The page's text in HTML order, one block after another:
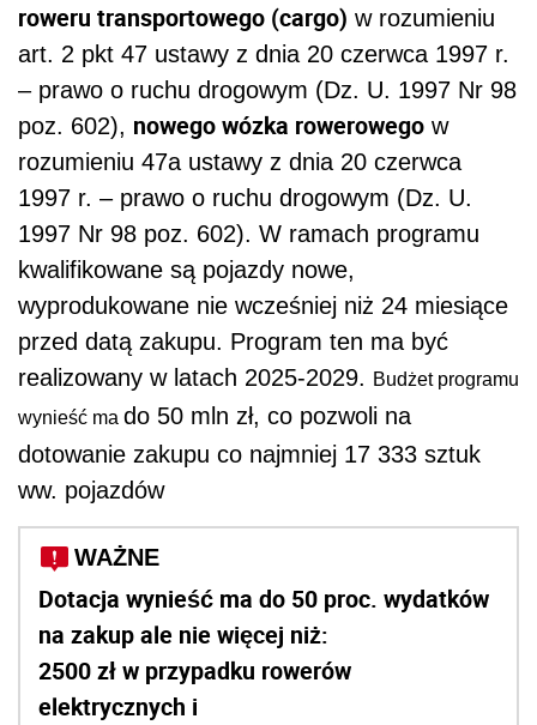
roweru transportowego (cargo) w rozumieniu
art. 2 pkt 47 ustawy z dnia 20 czerwca 1997 r.
– prawo o ruchu drogowym (Dz. U. 1997 Nr 98
poz. 602), nowego wózka rowerowego w
rozumieniu 47a ustawy z dnia 20 czerwca
1997 r. – prawo o ruchu drogowym (Dz. U.
1997 Nr 98 poz. 602). W ramach programu
kwalifikowane są pojazdy nowe,
wyprodukowane nie wcześniej niż 24 miesiące
przed datą zakupu. Program ten ma być
realizowany w latach 2025-2029. Budżet programu
wynieść ma do 50 mln zł, co pozwoli na
dotowanie zakupu co najmniej 17 333 sztuk
ww. pojazdów
WAŻNE
Dotacja wynieść ma do 50 proc. wydatków
na zakup ale nie więcej niż:
2500 zł w przypadku rowerów
elektrycznych i